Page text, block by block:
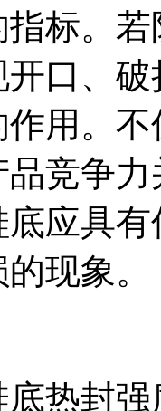
标。
口、
用。
竞争
应具
现象。
热封